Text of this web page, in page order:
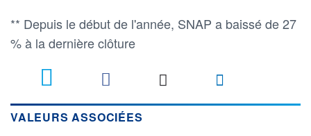
** Depuis le début de l'année, SNAP a baissé de 27
% à la dernière clôture
VALEURS ASSOCIÉES